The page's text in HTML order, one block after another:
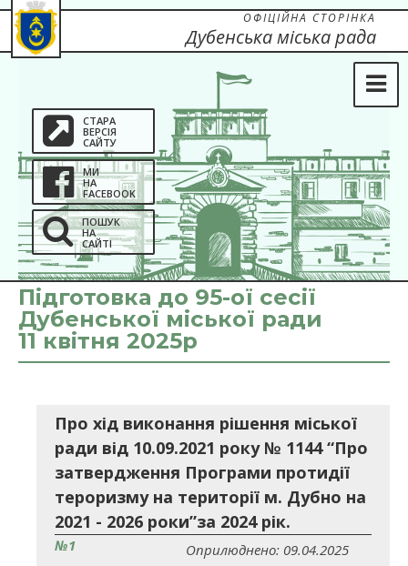
СТАРА
ВЕРСІЯ
САЙТУ
МИ
НА
FACEBOOK
ПОШУК
НА
САЙТІ
ОФІЦІЙНА СТОРІНКА
Дубенська міська рада
Підготовка до 95-ої сесії
Дубенської міської ради
11 квітня 2025р
Про хід виконання рішення міської
ради від 10.09.2021 року № 1144 “Про
затвердження Програми протидії
тероризму на території м. Дубно на
2021 - 2026 роки”за 2024 рік.
№1 Оприлюднено: 09.04.2025